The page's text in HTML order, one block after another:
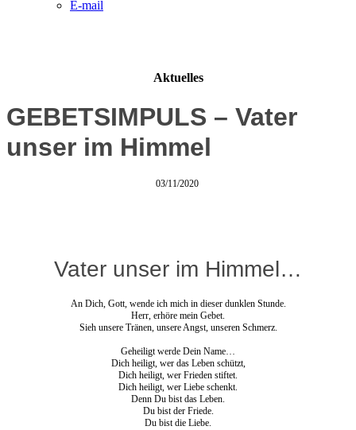
E-mail
Aktuelles
GEBETSIMPULS – Vater
unser im Himmel
03/11/2020
Vater unser im Himmel…
An Dich, Gott, wende ich mich in dieser dunklen Stunde.
Herr, erhöre mein Gebet.
Sieh unsere Tränen, unsere Angst, unseren Schmerz.
Geheiligt werde Dein Name…
Dich heiligt, wer das Leben schützt,
Dich heiligt, wer Frieden stiftet.
Dich heiligt, wer Liebe schenkt.
Denn Du bist das Leben.
Du bist der Friede.
Du bist die Liebe.